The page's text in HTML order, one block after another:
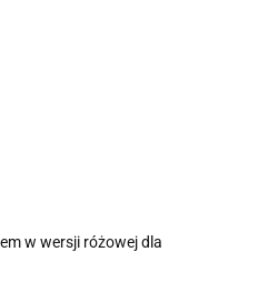
w wersji różowej dla